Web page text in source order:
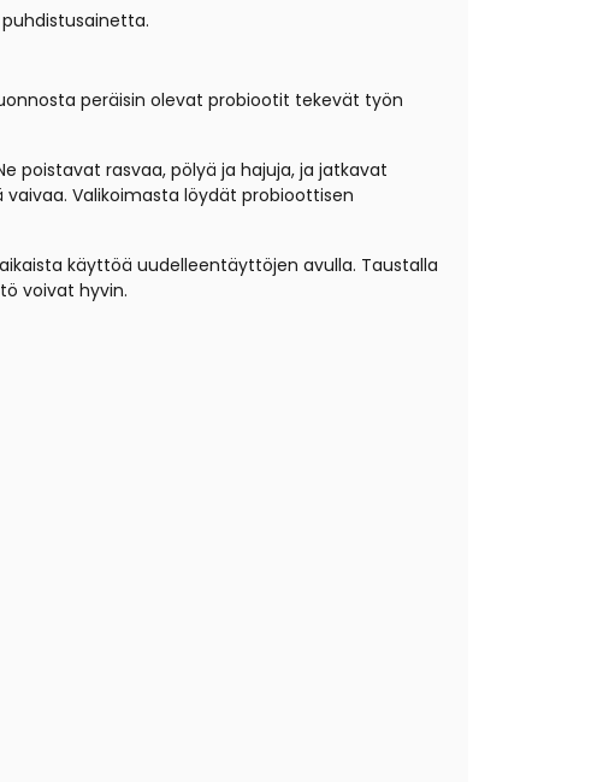
peräisin olevat probiootit tekevät työn
poistavat rasvaa, pölyä ja hajuja, ja jatkavat
Valikoimasta löydät probioottisen
käyttöä uudelleentäyttöjen avulla. Taustalla
voivat hyvin.